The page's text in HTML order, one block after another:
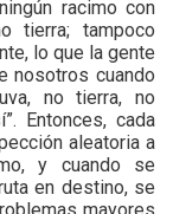
racimo con
tierra; tampoco
lo que la gente
nosotros cuando
no tierra, no
Entonces, cada
aleatoria a
y cuando se
en destino, se